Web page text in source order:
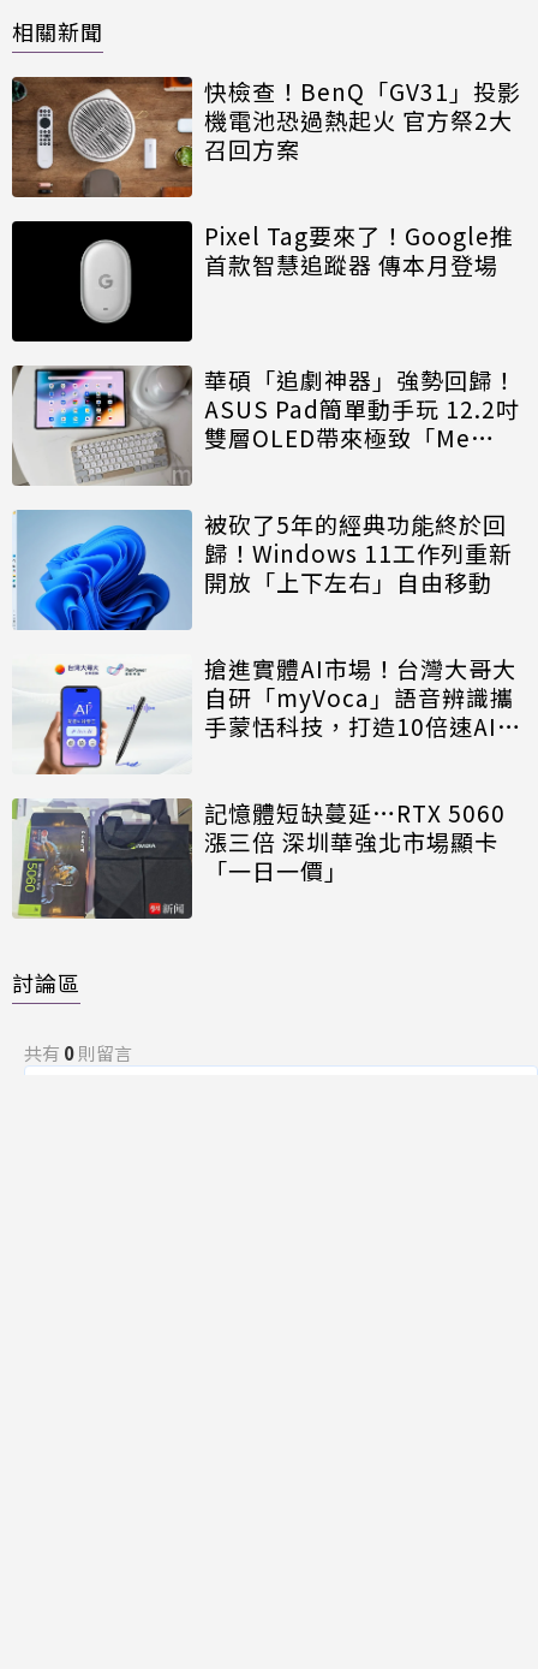
相關新聞
快檢查！BenQ「GV31」投影
機電池恐過熱起火 官方祭2大
召回方案
Pixel Tag要來了！Google推
首款智慧追蹤器 傳本月登場
華碩「追劇神器」強勢回歸！
ASUS Pad簡單動手玩 12.2吋
雙層OLED帶來極致「Me
被砍了5年的經典功能終於回
歸！Windows 11工作列重新
開放「上下左右」自由移動
搶進實體AI市場！台灣大哥大
自研「myVoca」語音辨識攜
手蒙恬科技，打造10倍速AI錄
記憶體短缺蔓延…RTX 5060
漲三倍 深圳華強北市場顯卡
「一日一價」
討論區
共有 0則留言